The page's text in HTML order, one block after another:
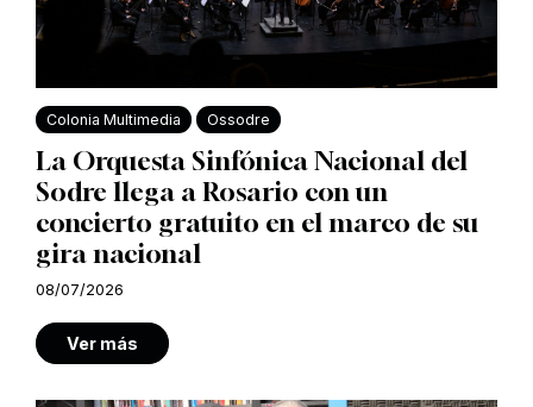
Colonia Multimedia Ossodre
La Orquesta Sinfónica Nacional del
Sodre llega a Rosario con un
concierto gratuito en el marco de su
gira nacional
08/07/2026
Ver más